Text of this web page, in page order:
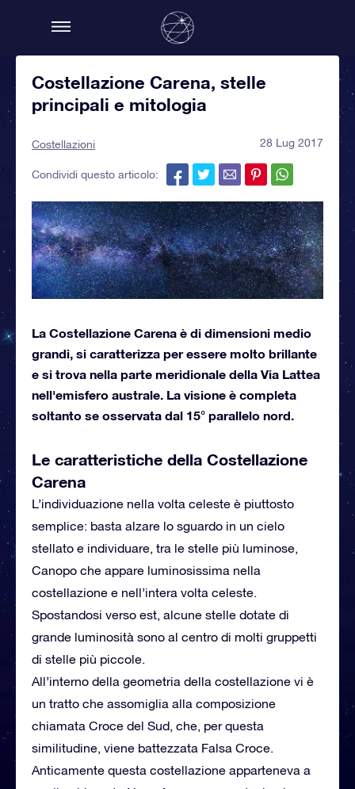
Costellazione Carena, stelle
principali e mitologia
Costellazioni 28 Lug 2017
Condividi questo articolo:
La Costellazione Carena è di dimensioni medio
grandi, si caratterizza per essere molto brillante
e si trova nella parte meridionale della Via Lattea
nell'emisfero australe. La visione è completa
soltanto se osservata dal 15° parallelo nord.
Le caratteristiche della Costellazione
Carena
L’individuazione nella volta celeste è piuttosto
semplice: basta alzare lo sguardo in un cielo
stellato e individuare, tra le stelle più luminose,
Canopo che appare luminosissima nella
costellazione e nell’intera volta celeste.
Spostandosi verso est, alcune stelle dotate di
grande luminosità sono al centro di molti gruppetti
di stelle più piccole.
All’interno della geometria della costellazione vi è
un tratto che assomiglia alla composizione
chiamata Croce del Sud, che, per questa
similitudine, viene battezzata Falsa Croce.
Anticamente questa costellazione apparteneva a